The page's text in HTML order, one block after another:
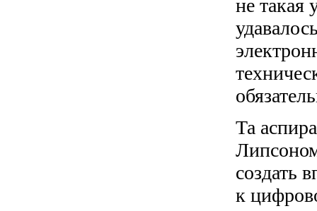
не такая
Та
создать
к